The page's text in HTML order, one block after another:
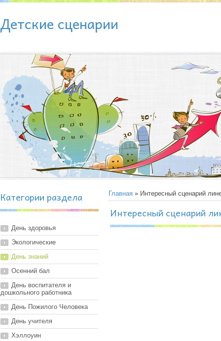
Детские сценарии
Категории раздела
День здоровья
Экологические
День знаний
Осенний бал
День воспитателя и
дошкольного работника
День Пожилого Человека
День учителя
Хэллоуин
Главная » Интересный сценарий
Интересный сценарий